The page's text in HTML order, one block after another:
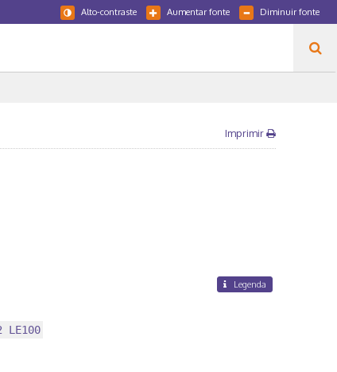
Diminuir fonte
Aumentar fonte
Alto-contraste
Imprimir
Legenda
LE100